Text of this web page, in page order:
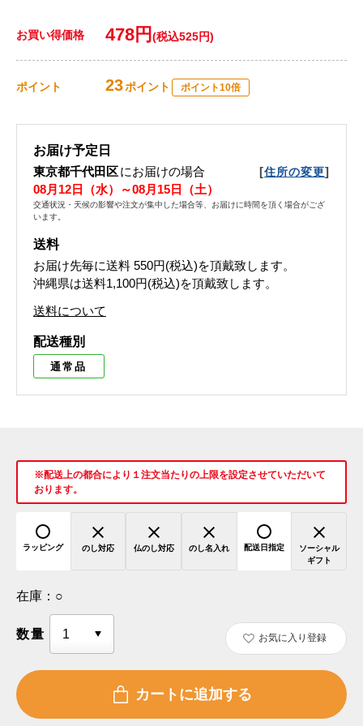
お買い得価格 478円 (税込525円)
ポイント 23ポイント ポイント10倍
お届け予定日
東京都千代田区にお届けの場合 [住所の変更]
08月12日（水）～08月15日（土）
交通状況・天候の影響や注文が集中した場合等、お届けに時間を頂く場合がござ
います。
送料
お届け先毎に送料 550円(税込)を頂戴致します。
沖縄県は送料1,100円(税込)を頂戴致します。
送料について
配送種別
通常品
※配送上の都合により１注文当たりの上限を設定させていただいて
おります。
ラッピング のし対応 仏のし対応 のし名入れ 配送日指定
ソーシャル
ギフト
在庫： ○
数量 お気に入り登録